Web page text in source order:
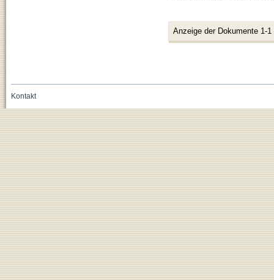
Anzeige der Dokumente 1-1
Kontakt